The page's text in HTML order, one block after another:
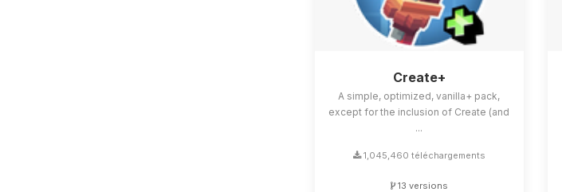
Create+
A simple, optimized, vanilla+ pack,
except for the inclusion of Create (and
...
1,045,460 téléchargements
13 versions